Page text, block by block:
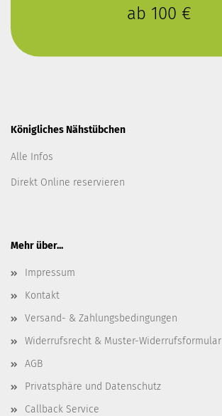
ab 100 €
Königliches Nähstübchen
Alle Infos
Direkt Online reservieren
Mehr über...
Impressum
Kontakt
Versand- & Zahlungsbedingungen
Widerrufsrecht & Muster-Widerrufsformular
AGB
Privatsphäre und Datenschutz
Callback Service